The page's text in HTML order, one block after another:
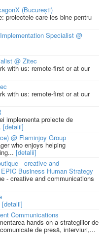
(București)
proiectele care ies bine pentru
Specialist @
@ Zitec
with us: remote-first or at our
with us: remote-first or at our
implementa proiecte de
[detalii]
@ Flaminjoy Group
who enjoys helping
[detalii]
- creative and
Business Human Strategy
- creative and communications
[detalii]
Communications
hands-on a strategiilor de
de presă, interviuri,...